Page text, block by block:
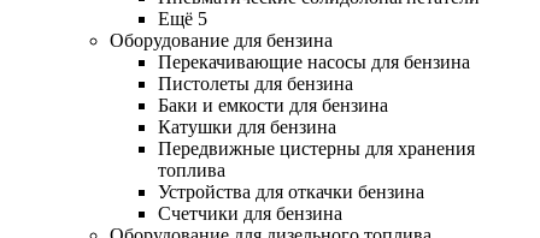
Ещё 5
Оборудование для бензина
Перекачивающие насосы для бензина
Пистолеты для бензина
Баки и емкости для бензина
Катушки для бензина
Передвижные цистерны для хранения
топлива
Устройства для откачки бензина
Счетчики для бензина